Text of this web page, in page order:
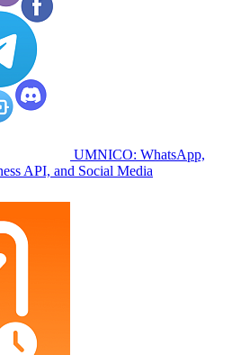
UMNICO: WhatsApp,
API, and Social Media